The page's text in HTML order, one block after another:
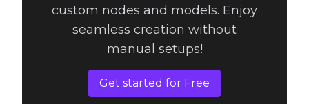
custom nodes and models. Enjoy
seamless creation without
manual setups!
Get started for Free